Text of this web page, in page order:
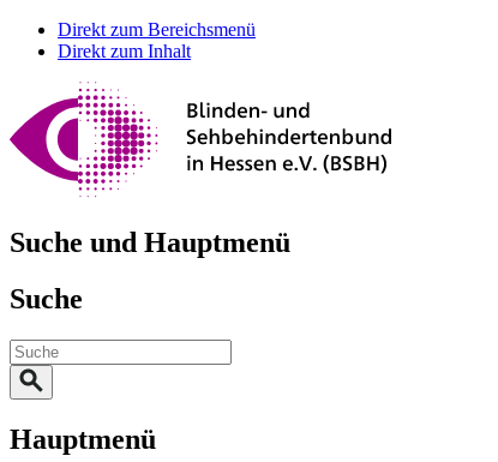
Direkt zum Bereichsmenü
Direkt zum Inhalt
Suche und Hauptmenü
Suche
Hauptmenü